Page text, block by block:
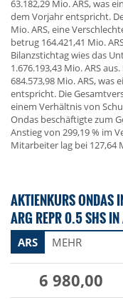
63.182,29 Mio. ARS, was
dem Vorjahr entspricht.
Mio. ARS, eine
betrug 164.421,41 Mio.
Bilanzstichtag wies das
1.676.193,43 Mio. ARS
684.573,98 Mio. ARS, was
entspricht. Die
einem Verhältnis von
Ondas beschäftigte zum
Anstieg von 299,19 % im
Mitarbeiter lag bei 127,64
AKTIENKURS ONDAS
ARG REPR 0.5 SHS IN
ARS MEHR
6 980,00